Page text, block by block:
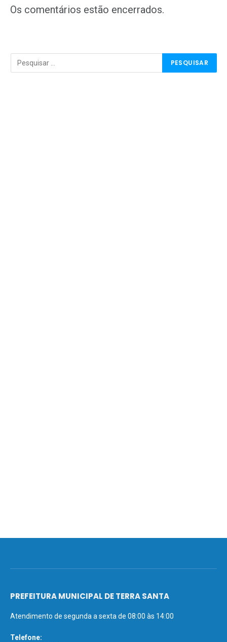
Os comentários estão encerrados.
PREFEITURA MUNICIPAL DE TERRA SANTA
Atendimento de segunda a sexta de 08:00 às 14:00
Telefone: